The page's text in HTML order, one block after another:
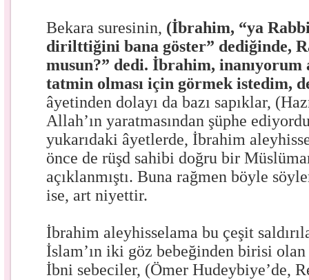
Bekara suresinin, (İbrahim, “ya
dirilttiğini bana göster” dediğinde,
musun?” dedi. İbrahim,
tatmin olması için görmek istedim,
âyetinden dolayı da bazı sapıklar,
Allah’ın yaratmasından şüphe
yukarıdaki âyetlerde, İbrahim
önce de rüşd sahibi doğru bir
açıklanmıştı. Buna rağmen böyle
ise, art niyettir.
İbrahim aleyhisselama bu çeşit
İslam’ın iki göz bebeğinden birisi
İbni sebeciler, (Ömer Hudeybiye’de,